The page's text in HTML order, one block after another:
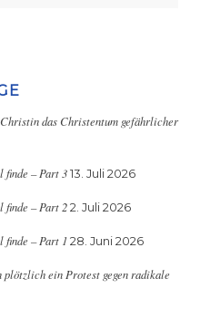
das Christentum gefährlicher
finde – Part 3 13. Juli 2026
finde – Part 2 2. Juli 2026
finde – Part 1 28. Juni 2026
plötzlich ein Protest gegen radikale